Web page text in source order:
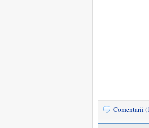
Comentarii